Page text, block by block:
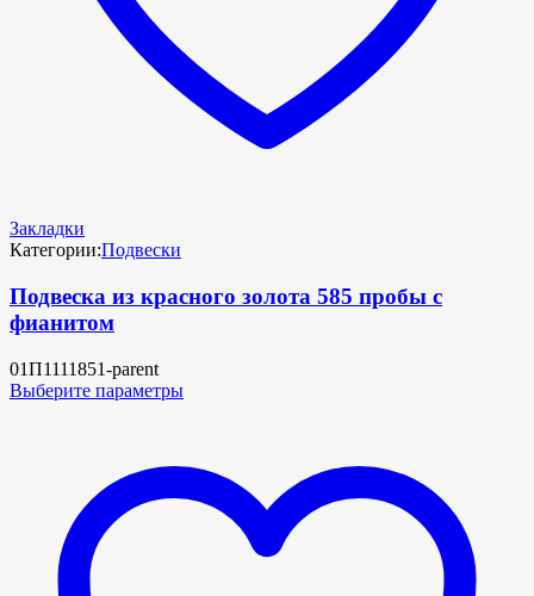
Закладки
Категории:Подвески
Подвеска из красного золота 585 пробы с
фианитом
01П1111851-parent
Выберите параметры